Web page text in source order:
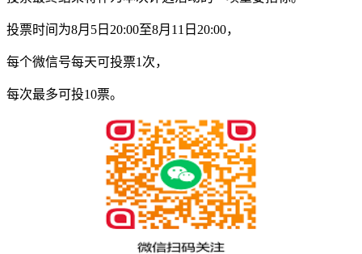
投票时间为8月5日20:00至8月11日20:00，
每个微信号每天可投票1次，
每次最多可投10票。